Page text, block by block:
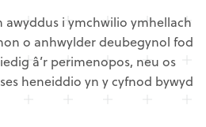
awyddus i ymchwilio ymhellach
o anhwylder deubegynol fod
â’r perimenopos, neu os
heneiddio yn y cyfnod bywyd